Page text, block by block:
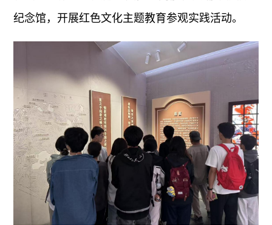
纪念馆，开展红色文化主题教育参观实践活动。